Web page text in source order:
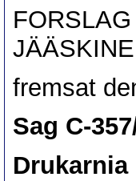
fremsat
Sag C-